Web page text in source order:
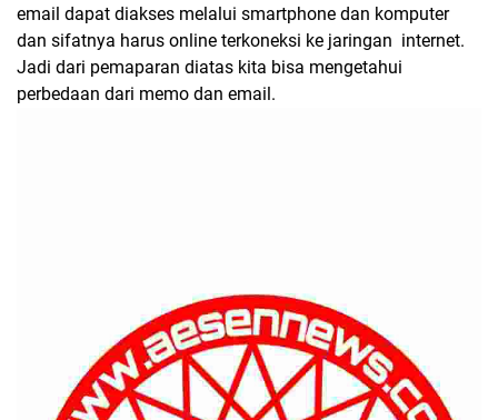
email dapat diakses melalui smartphone dan komputer
dan sifatnya harus online terkoneksi ke jaringan internet.
Jadi dari pemaparan diatas kita bisa mengetahui
perbedaan dari memo dan email.